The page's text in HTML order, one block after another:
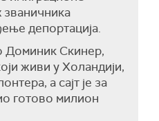
званичника
депортација.
Доминик Скинер,
живи у Холандији,
а сајт је за
готово милион